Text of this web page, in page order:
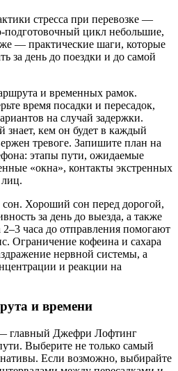
стресса при перевозке —
подготовочный цикл небольшие,
— практические шаги, которые
за день до поездки и до самой
и временных рамок.
время посадки и пересадок,
на случай задержки.
знает, кем он будет в каждый
тревоге. Запишите план на
этапы пути, ожидаемые
«окна», контакты экстренных
Хороший сон перед дорогой,
за день до выезда, а также
часа до отправления помогают
Ограничение кофеина и сахара
нервной системы, а
и реакции на
и времени
главный Джефри Лофтинг
Выберите не только самый
Если возможно, выбирайте